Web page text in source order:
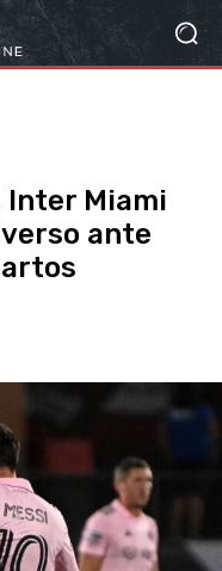
Inter Miami
ante